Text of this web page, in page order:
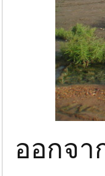
ออกจา